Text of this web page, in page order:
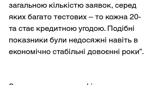
загальною кількістю заявок, серед
яких багато тестових – то кожна 20-
та стає кредитною угодою. Подібні
показники були недосяжні навіть в
економічно стабільні довоєнні роки”.